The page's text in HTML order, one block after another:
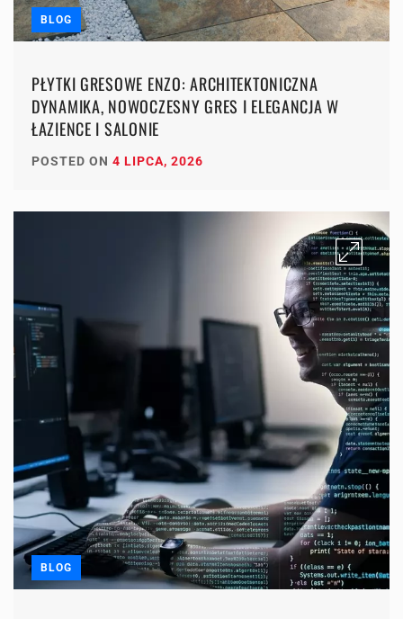
BLOG
PŁYTKI GRESOWE ENZO: ARCHITEKTONICZNA
DYNAMIKA, NOWOCZESNY GRES I ELEGANCJA W
ŁAZIENCE I SALONIE
POSTED ON 4 LIPCA, 2026
BLOG